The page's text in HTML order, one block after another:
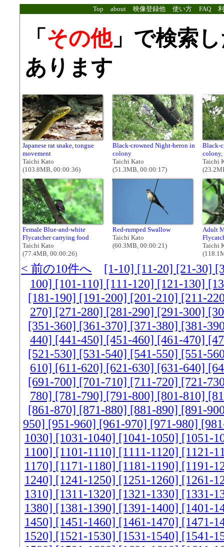
Top about 映像登録他 使い方 FAQ
「 その他」で検索
あります
Japanese rat snake, tongue
movement
Taichi Kato
(103.8MB, 00:00:36)
Black-crowned Night-heron in
colony
Taichi Kato
(51.3MB, 00:00:17)
Black-
colony,
Taichi
Female Blue-and-white
Flycatcher carrying food
Taichi Kato
(77.4MB, 00:00:26)
Red-rumped Swallow
Taichi Kato
(60.3MB, 00:00:21)
Adult
Taichi
< 前の10件へ [1-10] [11-20] [21-30]
100] [101-110] [111-120] [121-130]
[181-190] [191-200] [201-210] [211-
270] [271-280] [281-290] [291-300]
[351-360] [361-370] [371-380] [381-
440] [441-450] [451-460] [461-470]
[521-530] [531-540] [541-550] [551-
610] [611-620] [621-630] [631-640]
[691-700] [701-710] [711-720] [721-
780] [781-790] [791-800] [801-810]
[861-870] [871-880] [881-890] [891-
950] [951-960] [961-970] [971-980]
1030] [1031-1040] [1041-1050] [1051-
1100] [1101-1110] [1111-1120] [1121-
1170] [1171-1180] [1181-1190] [1191-
1240] [1241-1250] [1251-1260] [1261-
1310] [1311-1320] [1321-1330] [1331-
1380] [1381-1390] [1391-1400] [1401-
1450] [1451-1460] [1461-1470] [1471-
1520] [1521-1530] [1531-1540] [1541-